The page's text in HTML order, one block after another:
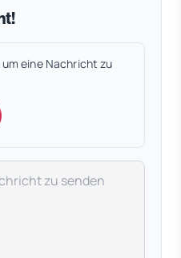
eine Nachricht zu